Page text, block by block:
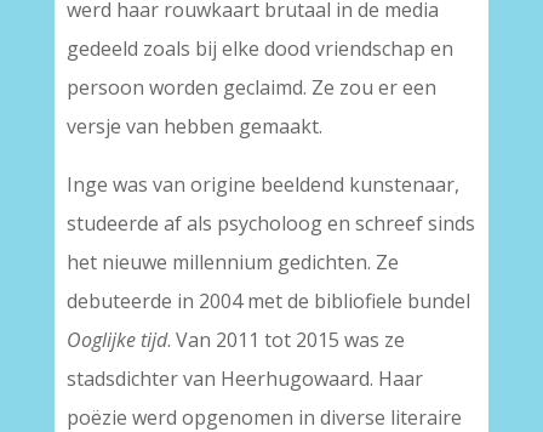
werd haar rouwkaart brutaal in de media
gedeeld zoals bij elke dood vriendschap en
persoon worden geclaimd. Ze zou er een
versje van hebben gemaakt.
Inge was van origine beeldend kunstenaar,
studeerde af als psycholoog en schreef sinds
het nieuwe millennium gedichten. Ze
debuteerde in 2004 met de bibliofiele bundel
Ooglijke tijd. Van 2011 tot 2015 was ze
stadsdichter van Heerhugowaard. Haar
poëzie werd opgenomen in diverse literaire